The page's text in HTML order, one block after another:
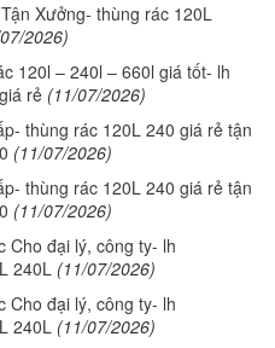
Xưởng- thùng rác 120L
2026)
120l – 240l – 660l giá tốt- lh
rẻ (11/07/2026)
thùng rác 120L 240 giá rẻ tận
(11/07/2026)
thùng rác 120L 240 giá rẻ tận
(11/07/2026)
Cho đại lý, công ty- lh
240L (11/07/2026)
Cho đại lý, công ty- lh
240L (11/07/2026)